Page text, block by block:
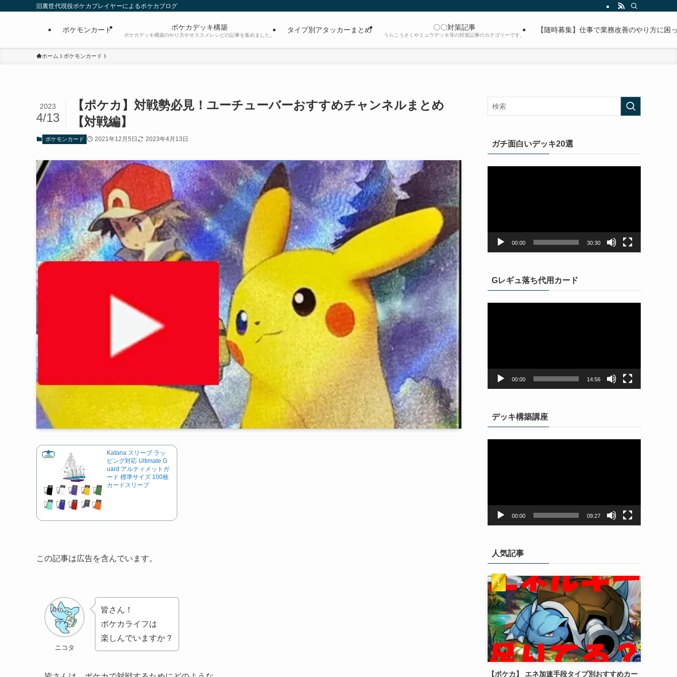
旧裏世代現役ポケカプレイヤーによるポケカブログ
ポケモンカード ポケカデッキ構築
ポケカデッキ構築のやり方やオススメレシピの記事を集めました。
タイプ別アタッカーまとめ 〇〇対策記事
うらこうさくやミュウデッキ等の対策記事のカテゴリーです。
【随時募集】仕事で業務改善のやり方に
ホーム ポケモンカード
【ポケカ】対戦勢必見！ユーチューバーおすすめチャンネルまとめ
【対戦編】
2023
4/13
ポケモンカード 2021年12月5日 2023年4月13日
Katana スリーブ ラッ
ピング対応 Ultimate G
uard アルティメットガ
ード 標準サイズ 100枚
カードスリーブ
この記事は広告を含んでいます。
ニコタ
皆さん！
ポケカライフは
楽しんでいますか？
ガチ面白いデッキ20選
00:00 30:30
Gレギュ落ち代用カード
00:00 14:56
デッキ構築講座
00:00 09:27
人気記事
【ポケカ】 エネ加速手段タイプ別おすすめカー